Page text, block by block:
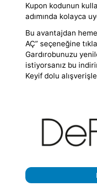
Kupon kodunun
adımında kolayca
Bu avantajdan
AÇ” seçeneğine
Gardırobunuzu
istiyorsanız bu
Keyif dolu